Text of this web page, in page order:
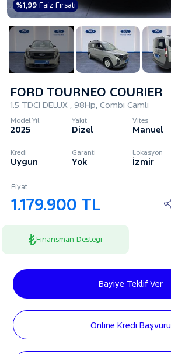
%1,99Faiz Fırsatı
FORD TOURNEO COURIER
1.5 TDCI DELUX , 98Hp, Combi Camlı
Model Yıl
2025
Yakıt
Dizel
Vites
Manuel
Kredi
Uygun
Garanti
Yok
Lokasyon
İzmir
Fiyat
1.179.900 TL
Finansman Desteği
Bayiye Teklif Ver
Online Kredi Başvuru